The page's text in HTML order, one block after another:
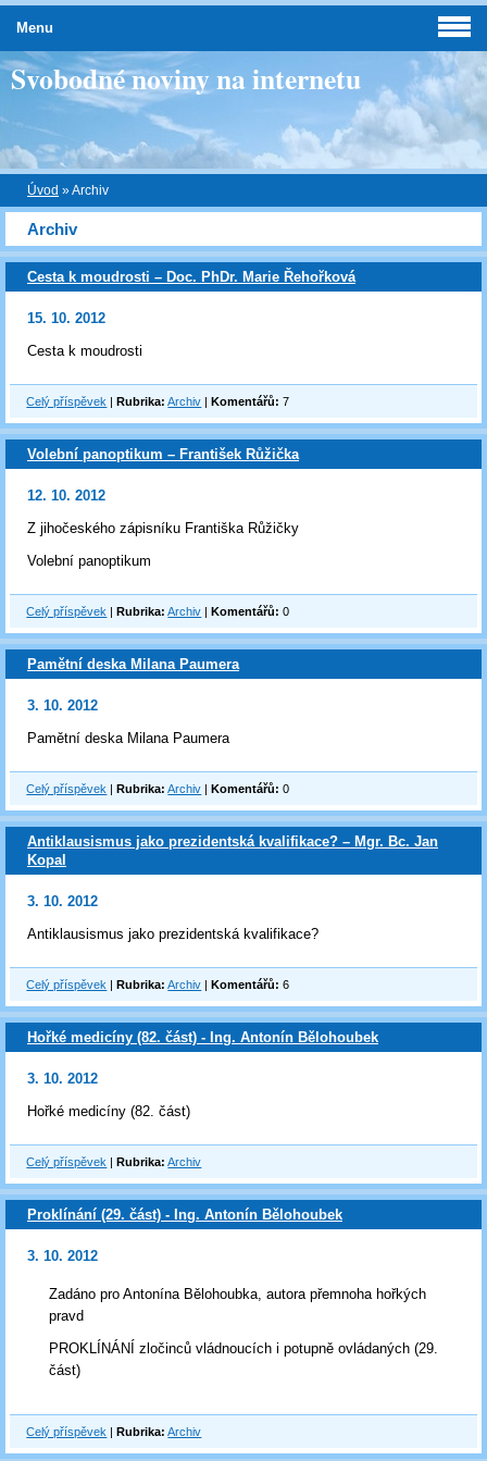
Svobodné noviny na internetu
Úvod »Archiv
Archiv
Cesta k moudrosti – Doc. PhDr. Marie Řehořková
15. 10. 2012
Cesta k moudrosti
Celý příspěvek |Rubrika: Archiv |Komentářů: 7
Volební panoptikum – František Růžička
12. 10. 2012
Z jihočeského zápisníku Františka Růžičky
Volební panoptikum
Celý příspěvek |Rubrika: Archiv |Komentářů: 0
Pamětní deska Milana Paumera
3. 10. 2012
Pamětní deska Milana Paumera
Celý příspěvek |Rubrika: Archiv |Komentářů: 0
Antiklausismus jako prezidentská kvalifikace? – Mgr. Bc. Jan
Kopal
3. 10. 2012
Antiklausismus jako prezidentská kvalifikace?
Celý příspěvek |Rubrika: Archiv |Komentářů: 6
Hořké medicíny (82. část) - Ing. Antonín Bělohoubek
3. 10. 2012
Hořké medicíny (82. část)
Celý příspěvek |Rubrika: Archiv
Proklínání (29. část) - Ing. Antonín Bělohoubek
3. 10. 2012
Zadáno pro Antonína Bělohoubka, autora přemnoha hořkých
pravd
PROKLÍNÁNÍ zločinců vládnoucích i potupně ovládaných (29.
část)
Celý příspěvek |Rubrika: Archiv
Menu